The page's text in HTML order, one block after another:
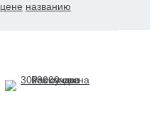
цене названию